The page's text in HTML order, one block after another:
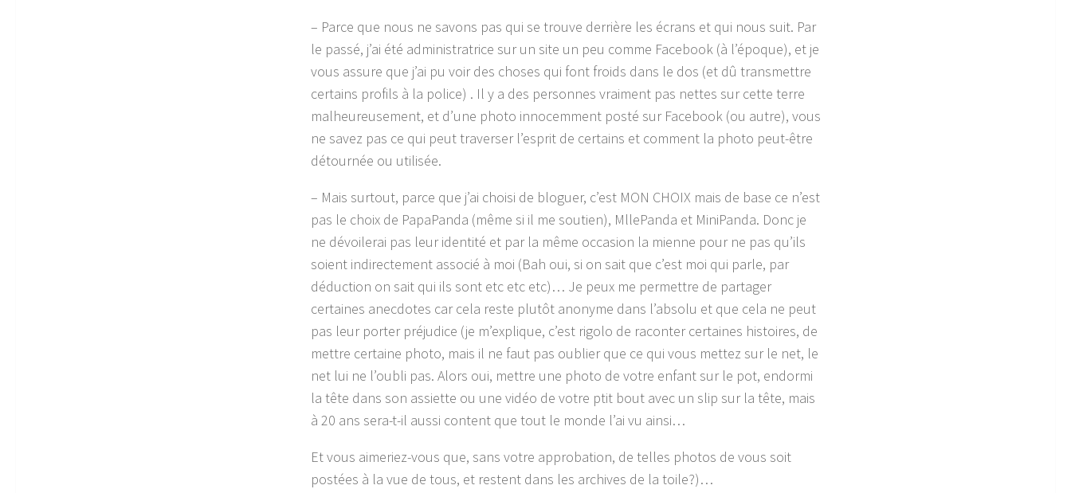
– Parce que nous ne savons pas qui se trouve derrière les écrans et qui nous suit. Par
le passé, j’ai été administratrice sur un site un peu comme Facebook (à l’époque), et je
vous assure que j’ai pu voir des choses qui font froids dans le dos (et dû transmettre
certains profils à la police) . Il y a des personnes vraiment pas nettes sur cette terre
malheureusement, et d’une photo innocemment posté sur Facebook (ou autre), vous
ne savez pas ce qui peut traverser l’esprit de certains et comment la photo peut-être
détournée ou utilisée.
– Mais surtout, parce que j’ai choisi de bloguer, c’est MON CHOIX mais de base ce n’est
pas le choix de PapaPanda (même si il me soutien), MllePanda et MiniPanda. Donc je
ne dévoilerai pas leur identité et par la même occasion la mienne pour ne pas qu’ils
soient indirectement associé à moi (Bah oui, si on sait que c’est moi qui parle, par
déduction on sait qui ils sont etc etc etc)… Je peux me permettre de partager
certaines anecdotes car cela reste plutôt anonyme dans l’absolu et que cela ne peut
pas leur porter préjudice (je m’explique, c’est rigolo de raconter certaines histoires, de
mettre certaine photo, mais il ne faut pas oublier que ce qui vous mettez sur le net, le
net lui ne l’oubli pas. Alors oui, mettre une photo de votre enfant sur le pot, endormi
la tête dans son assiette ou une vidéo de votre ptit bout avec un slip sur la tête, mais
à 20 ans sera-t-il aussi content que tout le monde l’ai vu ainsi…
Et vous aimeriez-vous que, sans votre approbation, de telles photos de vous soit
postées à la vue de tous, et restent dans les archives de la toile?)…